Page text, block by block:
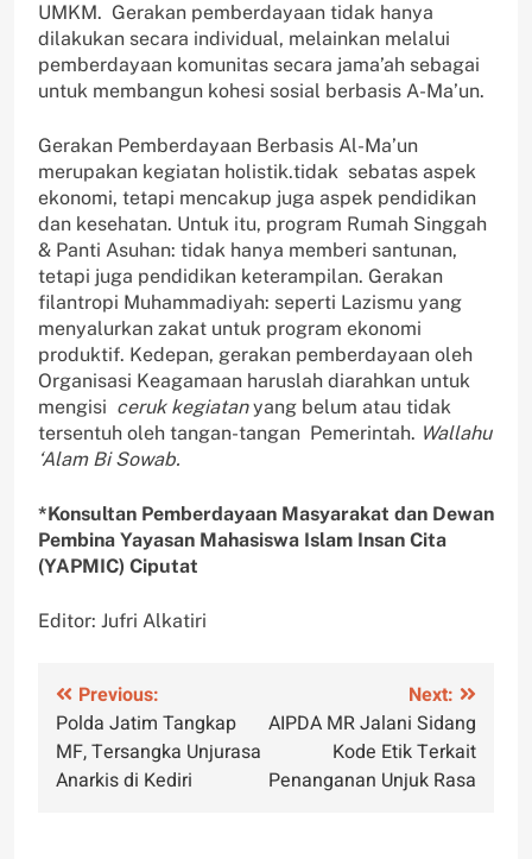
UMKM. Gerakan pemberdayaan tidak hanya
dilakukan secara individual, melainkan melalui
pemberdayaan komunitas secara jama’ah sebagai
untuk membangun kohesi sosial berbasis A-Ma’un.
Gerakan Pemberdayaan Berbasis Al-Ma’un
merupakan kegiatan holistik.tidak sebatas aspek
ekonomi, tetapi mencakup juga aspek pendidikan
dan kesehatan. Untuk itu, program Rumah Singgah
& Panti Asuhan: tidak hanya memberi santunan,
tetapi juga pendidikan keterampilan. Gerakan
filantropi Muhammadiyah: seperti Lazismu yang
menyalurkan zakat untuk program ekonomi
produktif. Kedepan, gerakan pemberdayaan oleh
Organisasi Keagamaan haruslah diarahkan untuk
mengisi ceruk kegiatanyang belum atau tidak
tersentuh oleh tangan-tangan Pemerintah. Wallahu
‘Alam Bi Sowab.
*Konsultan Pemberdayaan Masyarakat dan Dewan
Pembina Yayasan Mahasiswa Islam Insan Cita
(YAPMIC) Ciputat
Editor: Jufri Alkatiri
Navigasi
pos
Previous:
Polda Jatim Tangkap
MF, Tersangka Unjurasa
Anarkis di Kediri
Next:
AIPDA MR Jalani Sidang
Kode Etik Terkait
Penanganan Unjuk Rasa